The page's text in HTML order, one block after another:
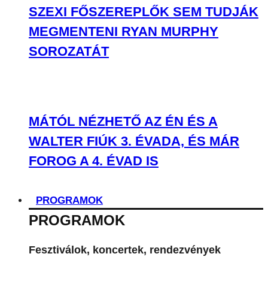
SZEXI FŐSZEREPLŐK SEM TUDJÁK
MEGMENTENI RYAN MURPHY
SOROZATÁT
MÁTÓL NÉZHETŐ AZ ÉN ÉS A
WALTER FIÚK 3. ÉVADA, ÉS MÁR
FOROG A 4. ÉVAD IS
PROGRAMOK
PROGRAMOK
Fesztiválok, koncertek, rendezvények